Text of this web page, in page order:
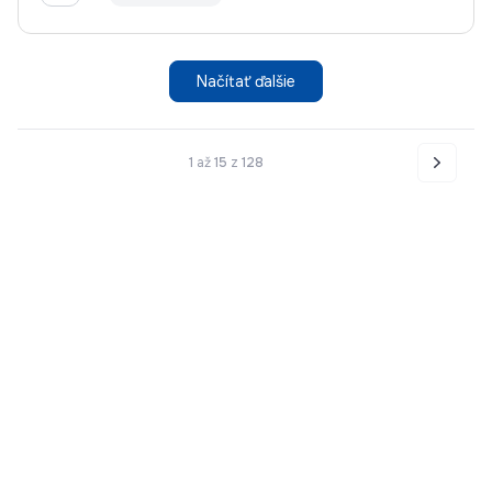
Načítať ďalšie
1 až15 z 128